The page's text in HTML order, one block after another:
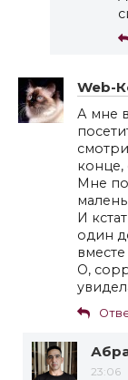
Web-
А мне
конце,
Мне
И
один
О,
23:06